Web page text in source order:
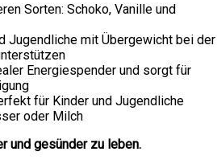
Sorten: Schoko, Vanille und
Jugendliche mit Übergewicht bei der
Energiespender und sorgt für
für Kinder und Jugendliche
oder Milch
und gesünder zu leben.